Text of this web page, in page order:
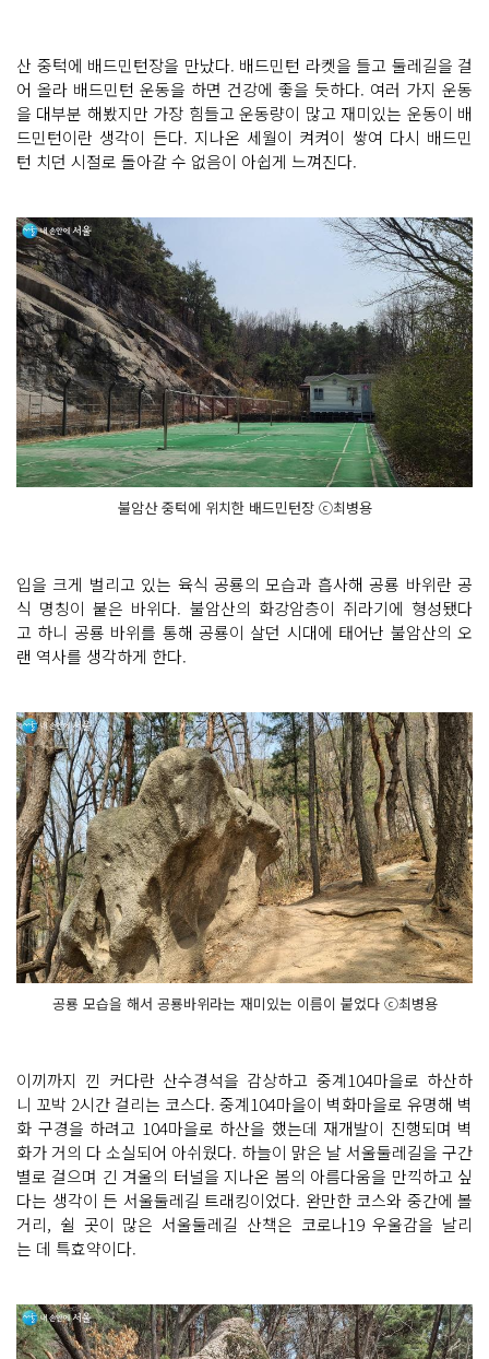
산 중턱에 배드민턴장을 만났다. 배드민턴 라켓을 들고 둘레길을 걸
어 올라 배드민턴 운동을 하면 건강에 좋을 듯하다. 여러 가지 운동
을 대부분 해봤지만 가장 힘들고 운동량이 많고 재미있는 운동이 배
드민턴이란 생각이 든다. 지나온 세월이 켜켜이 쌓여 다시 배드민
턴 치던 시절로 돌아갈 수 없음이 아쉽게 느껴진다.
불암산 중턱에 위치한 배드민턴장 ⓒ최병용
입을 크게 벌리고 있는 육식 공룡의 모습과 흡사해 공룡 바위란 공
식 명칭이 붙은 바위다. 불암산의 화강암층이 쥐라기에 형성됐다
고 하니 공룡 바위를 통해 공룡이 살던 시대에 태어난 불암산의 오
랜 역사를 생각하게 한다.
공룡 모습을 해서 공룡바위라는 재미있는 이름이 붙었다 ⓒ최병용
이끼까지 낀 커다란 산수경석을 감상하고 중계104마을로 하산하
니 꼬박 2시간 걸리는 코스다. 중계104마을이 벽화마을로 유명해 벽
화 구경을 하려고 104마을로 하산을 했는데 재개발이 진행되며 벽
화가 거의 다 소실되어 아쉬웠다. 하늘이 맑은 날 서울둘레길을 구간
별로 걸으며 긴 겨울의 터널을 지나온 봄의 아름다움을 만끽하고 싶
다는 생각이 든 서울둘레길 트래킹이었다. 완만한 코스와 중간에 볼
거리, 쉴 곳이 많은 서울둘레길 산책은 코로나19 우울감을 날리
는 데 특효약이다.